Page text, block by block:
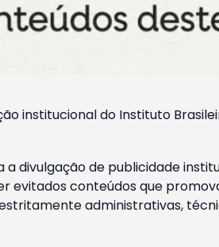
institucional do Instituto
divulgação de publicidade
evitados conteúdos que
administrativas,